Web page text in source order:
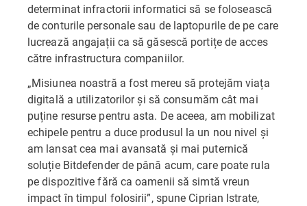
determinat infractorii informatici să se folosească
de conturile personale sau de laptopurile de pe care
lucrează angajații ca să găsescă portițe de acces
către infrastructura companiilor.
„Misiunea noastră a fost mereu să protejăm viața
digitală a utilizatorilor și să consumăm cât mai
puține resurse pentru asta. De aceea, am mobilizat
echipele pentru a duce produsul la un nou nivel și
am lansat cea mai avansată și mai puternică
soluție Bitdefender de până acum, care poate rula
pe dispozitive fără ca oamenii să simtă vreun
impact în timpul folosirii”, spune Ciprian Istrate,